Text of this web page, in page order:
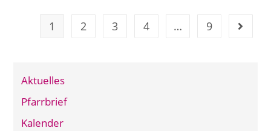
1 2 3 4 … 9 Gehe
Aktuelles
Pfarrbrief
Kalender